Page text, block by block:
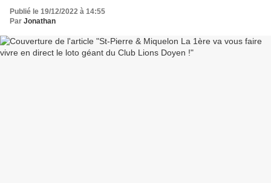
Publié le 19/12/2022 à 14:55
Par Jonathan